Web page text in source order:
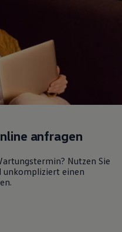
anfragen
Nutzen Sie
unkompliziert einen